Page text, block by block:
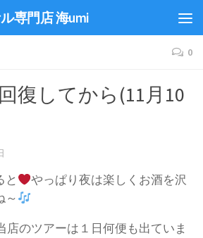
専門店 海umi
0
復してから(11月10
と
やっぱり夜は楽しくお酒を沢
～
店のツアーは１日何便も出ていま